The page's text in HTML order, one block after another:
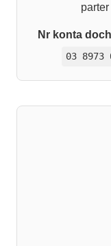
Nr konta
03 8973